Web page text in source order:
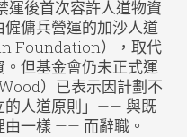
運後首次容許人道物資
傭兵營運的加沙人道
Foundation），取代
但基金會仍未正式運
）已表示因計劃不
的人道原則」—— 與既
由一樣 —— 而辭職。